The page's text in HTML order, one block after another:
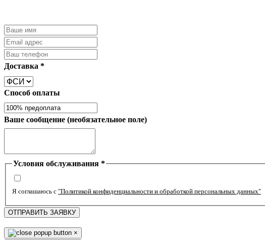
Доставка *
Способ оплаты
Ваше сообщение (необязательное поле)
Условия обслуживания *
Я соглашаюсь с "Политикой конфиденциальности и обработкой персональных данных"
ОТПРАВИТЬ ЗАЯВКУ
×